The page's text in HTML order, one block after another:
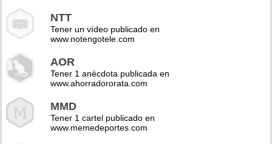
NTT
Tener un vídeo publicado en
www.notengotele.com
AOR
Tener 1 anécdota publicada en
www.ahorradororata.com
MMD
Tener 1 cartel publicado en
www.memedeportes.com